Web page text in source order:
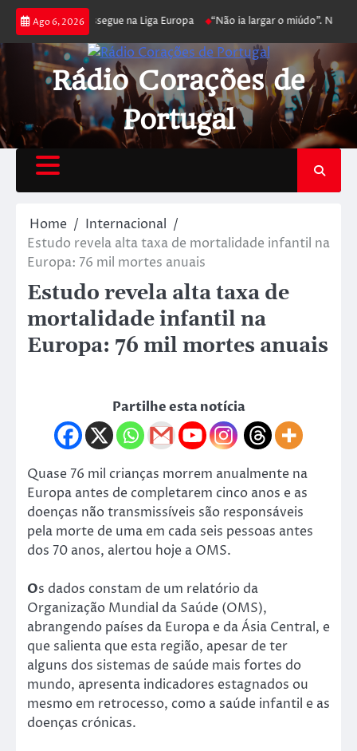
Ago 6, 2026
poker e prossegue na Liga Europa “Não ia largar o miúdo”.
Rádio Corações de
Portugal
Home
Internacional
Estudo revela alta taxa de mortalidade infantil na
Europa: 76 mil mortes anuais
Estudo revela alta taxa de
mortalidade infantil na
Europa: 76 mil mortes anuais
Partilhe esta notícia
Quase 76 mil crianças morrem anualmente na
Europa antes de completarem cinco anos e as
doenças não transmissíveis são responsáveis
pela morte de uma em cada seis pessoas antes
dos 70 anos, alertou hoje a OMS.
Os dados constam de um relatório da
Organização Mundial da Saúde (OMS),
abrangendo países da Europa e da Ásia Central, e
que salienta que esta região, apesar de ter
alguns dos sistemas de saúde mais fortes do
mundo, apresenta indicadores estagnados ou
mesmo em retrocesso, como a saúde infantil e as
doenças crónicas.